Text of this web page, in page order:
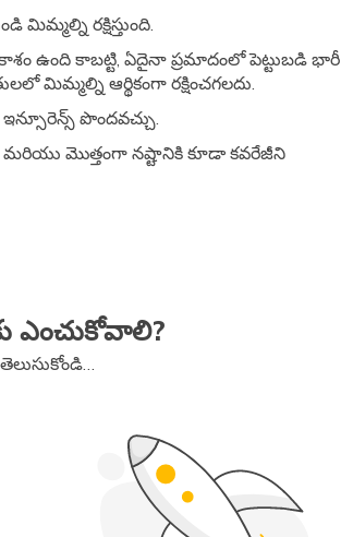
రక్షిస్తుంది.
ఉంది కాబట్టి, ఏదైనా ప్రమాదంలో పెట్టుబడి భారీ
మిమ్మల్ని ఆర్థికంగా రక్షించగలదు.
పొందవచ్చు.
మొత్తంగా నష్టానికి కూడా కవరేజీని
ఎంచుకోవాలి?